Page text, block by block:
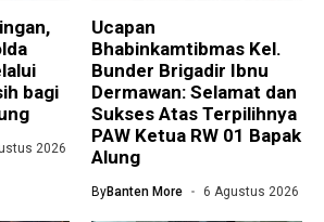
bagi
2026
Ucapan
Bhabinkamtibmas Kel.
Bunder Brigadir Ibnu
Dermawan: Selamat dan
Sukses Atas Terpilihnya
PAW Ketua RW 01 Bapak
Alung
ByBanten More 6 Agustus 2026